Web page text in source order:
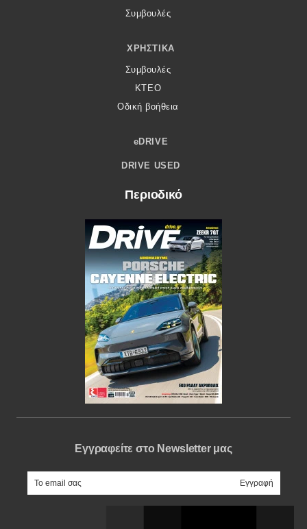
Συμβουλές
ΧΡΗΣΤΙΚΆ
Συμβουλές
ΚΤΕΟ
Οδική βοήθεια
eDRIVE
DRIVE USED
Περιοδικό
Εγγραφείτε στο Newsletter μας
e-mail